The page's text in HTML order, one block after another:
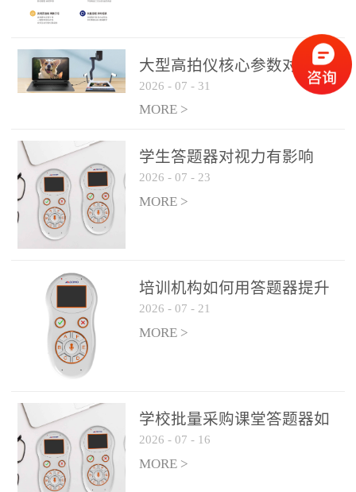
教学节奏的重要性，采用
念，教师无需复杂培训即
可快速上手。软件支持与
PPT、白板等常用教学工具
几步：打开软件、选择互
动模式、发起互动任务，
整个过程不超过 30 秒，完
美融入正常教学流程，避
免打断课堂连贯性。无论
点讲解互动，还是课后即
时反馈，QVote 都能灵活
适配不同教学环节需求，
让教师专注于教学内容本
身，而非技术操作。多元
热情QVote 提供了丰富的
互动功能矩阵，满足不同
学科、不同教学目标的互
动需求：即时答题：支持
大型高拍仪核心参数对比与
选购建议
2026 - 07 - 31
MORE >
学生答题器对视力有影响
吗？
2026 - 07 - 23
MORE >
培训机构如何用答题器提升
学生专注度
2026 - 07 - 21
MORE >
学校批量采购课堂答题器如
何选厂家
2026 - 07 - 16
MORE >